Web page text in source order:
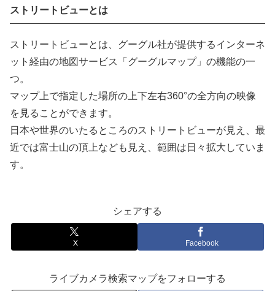
ストリートビューとは
ストリートビューとは、グーグル社が提供するインターネ
ット経由の地図サービス「グーグルマップ」の機能の一
つ。
マップ上で指定した場所の上下左右360°の全方向の映像
を見ることができます。
日本や世界のいたるところのストリートビューが見え、最
近では富士山の頂上なども見え、範囲は日々拡大していま
す。
シェアする
X Facebook
ライブカメラ検索マップをフォローする